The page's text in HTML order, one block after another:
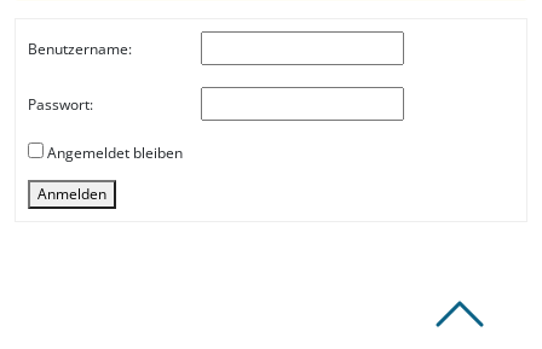
Benutzername:
Passwort:
Angemeldet bleiben
Anmelden